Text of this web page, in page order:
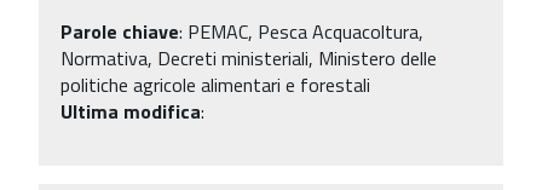
Parole chiave: PEMAC, Pesca Acquacoltura,
Normativa, Decreti ministeriali, Ministero delle
politiche agricole alimentari e forestali
Ultima modifica: